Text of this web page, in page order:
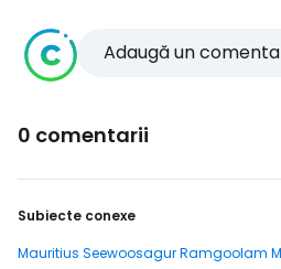
Adaugă un
0 comentarii
Subiecte conexe
Mauritius Seewoosagur Ramgoolam